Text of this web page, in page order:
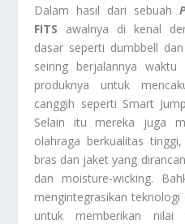
Dalam hasil dari sebuah
FITS awalnya di kenal
dasar seperti dumbbell
seiring berjalannya
produknya untuk
canggih seperti Smart
Selain itu mereka juga
olahraga berkualitas
bras dan jaket yang
dan moisture-wicking.
mengintegrasikan
untuk memberikan nilai